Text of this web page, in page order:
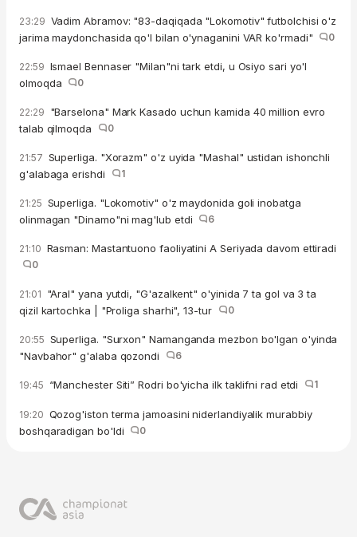
23:29 Vadim Abramov: "83-daqiqada "Lokomotiv" futbolchisi o'z
jarima maydonchasida qo'l bilan o'ynaganini VAR ko'rmadi"
0
22:59 Ismael Bennaser "Milan"ni tark etdi, u Osiyo sari yo'l
olmoqda
0
22:29 "Barselona" Mark Kasado uchun kamida 40 million evro
talab qilmoqda
0
21:57 Superliga. "Xorazm" o'z uyida "Mashal" ustidan ishonchli
g'alabaga erishdi
1
21:25 Superliga. "Lokomotiv" o'z maydonida goli inobatga
olinmagan "Dinamo"ni mag'lub etdi
6
21:10 Rasman: Mastantuono faoliyatini A Seriyada davom ettiradi
0
21:01 "Aral" yana yutdi, "G'azalkent" o'yinida 7 ta gol va 3 ta
qizil kartochka | "Proliga sharhi", 13-tur
0
20:55 Superliga. "Surxon" Namanganda mezbon bo'lgan o'yinda
"Navbahor" g'alaba qozondi
6
19:45 “Manchester Siti” Rodri bo'yicha ilk taklifni rad etdi 1
19:20 Qozog'iston terma jamoasini niderlandiyalik murabbiy
boshqaradigan bo'ldi
0